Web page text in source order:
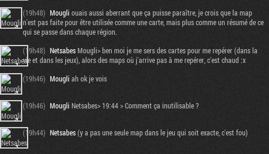
(19h48) Mougli ouais aussi aberrant que ça puisse paraître, je crois que la map
n'est pas faite pour être utilisée comme une carte, mais plus comme un résumé de ce
qui se passe dans chaque région.
(19h48) NetsabesMougli> ben moi je me sers des cartes pour me repérer (dans la
vie et dans les jeux), alors des maps où j'arrive pas à me repérer, c'est chaud :x
(19h46) Mougli ah ok je vois
(19h46) Mougli Netsabes> 19:44 > Comment ça inutilisable ?
(19h44) Netsabes(y a pas une seule map dans le jeu qui soit exacte, c'est fou)